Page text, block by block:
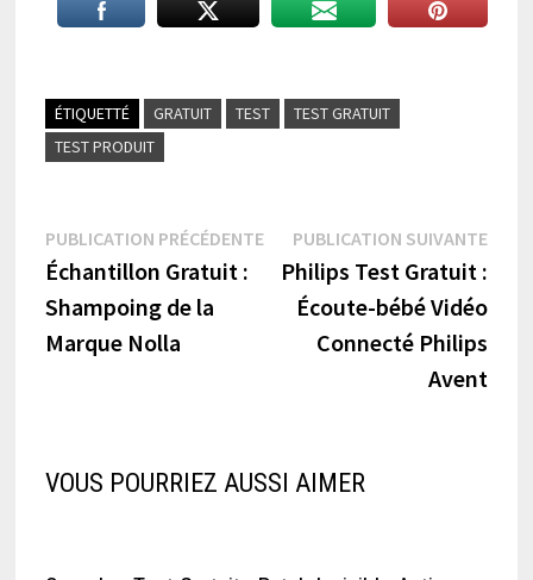
ÉTIQUETTÉ GRATUIT TEST
TEST GRATUIT
TEST PRODUIT
Navigation
de
l’article
PUBLICATION PRÉCÉDENTEPublication
précédente :
Échantillon Gratuit :
Shampoing de la
Marque Nolla
PUBLICATION SUIVANTE
Philips Test Gratuit :
Écoute-bébé Vidéo
Connecté Philips
Avent
VOUS POURRIEZ AUSSI AIMER